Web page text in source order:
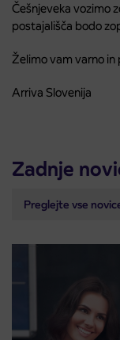
Češnjeveka vozimo
postajališča bodo
Želimo vam varno in
Arriva Slovenija
Zadnje
Preglejte vse